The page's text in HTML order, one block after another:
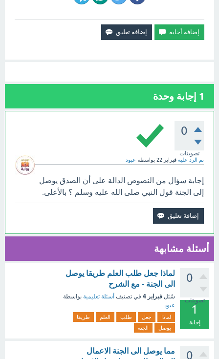
1 إجابة وحدة
0
تصويتات
تم الرد عليه فبراير 22 بواسطة عبود
إجابة سؤال من النصوص الدالة على أن الصدق يوصل
إلى الجنة قول النبي صلى الله عليه وسلم ؟ بالأعلى.
أسئلة مشابهة
0
تصويتات
1
إجابة
لماذا جعل طلب العلم طريقا يوصل
الى الجنة - مع الشرح
سُئل فبراير 4 في تصنيف أسئلة تعليمية بواسطة
عبود
لماذا جعل طلب العلم
طريقا
يوصل
الجنة
0
مما يوصل الى الجنة الاعمال